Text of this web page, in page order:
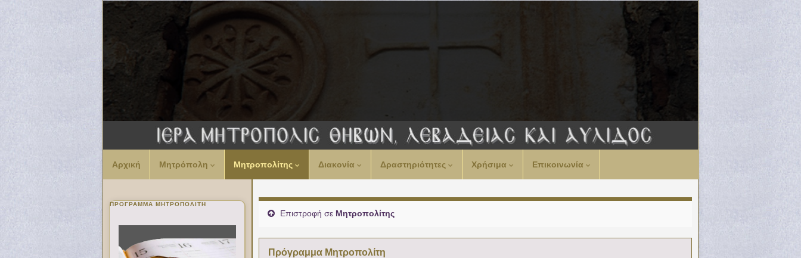
Αρχική Μητρόπολη Μητροπολίτης Διακονία Δραστηριότητες Χρήσιμα Επικοινωνία
Επιστροφή σε Μητροπολίτης
Πρόγραμμα Μητροπολίτη
ΠΡΌΓΡΑΜΜΑ ΜΗΤΡΟΠΟΛΊΤΗ